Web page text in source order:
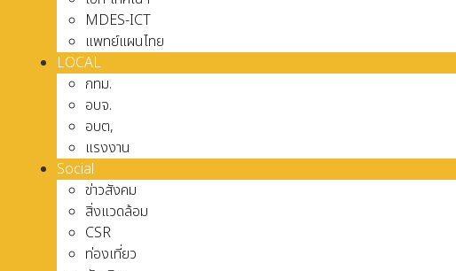
MDES-ICT
แพทย์แผนไทย
LOCAL
กทม.
อบจ.
อบต,
แรงงาน
Social
ข่าวสังคม
สิ่งแวดล้อม
CSR
ท่องเที่ยว